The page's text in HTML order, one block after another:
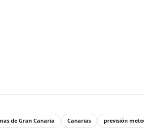
de Gran Canaria Canarias previsión